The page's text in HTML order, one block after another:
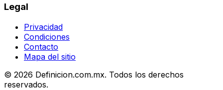
Legal
Privacidad
Condiciones
Contacto
Mapa del sitio
© 2026 Definicion.com.mx. Todos los derechos
reservados.